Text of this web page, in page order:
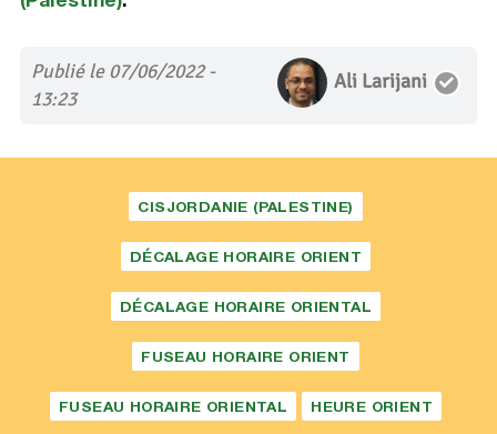
Publié le 07/06/2022 -
13:23
Ali Larijani
CISJORDANIE (PALESTINE)
DÉCALAGE HORAIRE ORIENT
DÉCALAGE HORAIRE ORIENTAL
FUSEAU HORAIRE ORIENT
FUSEAU HORAIRE ORIENTAL HEURE ORIENT